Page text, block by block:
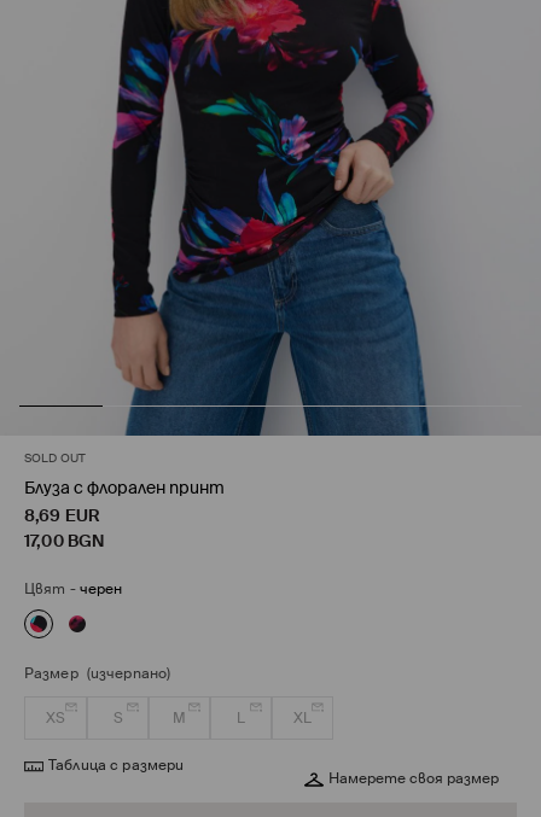
SOLD OUT
Блуза с флорален принт
8,69 EUR
17,00 BGN
Цвят -черен
Размер (изчерпано)
XS S M L XL
Таблица с размери
Намерете своя размер